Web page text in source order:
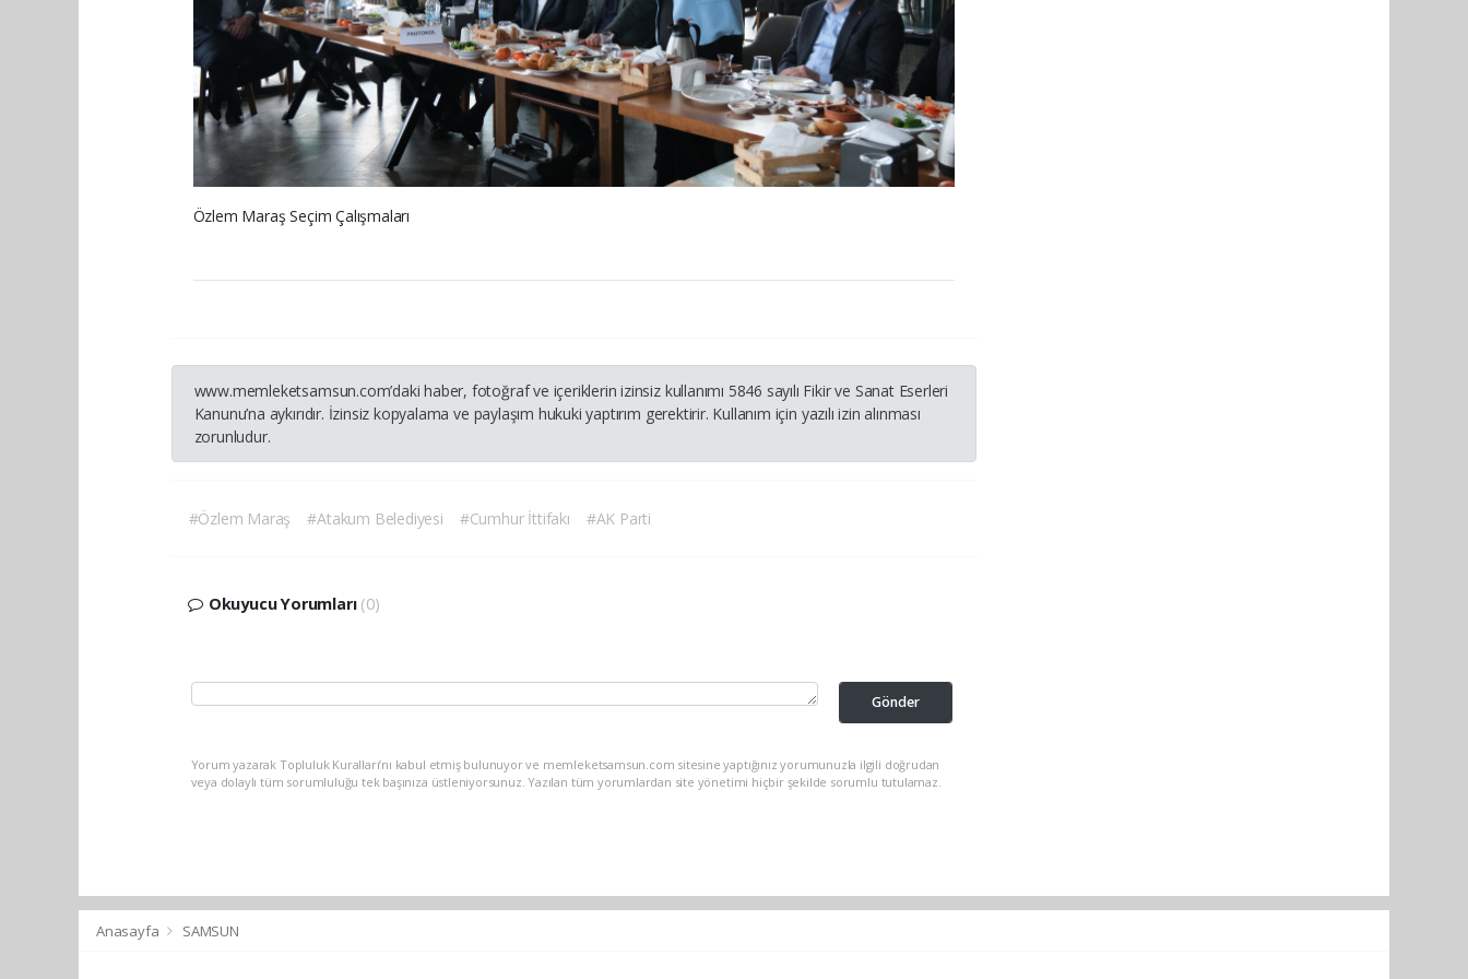
Özlem Maraş Seçim Çalışmaları
www.memleketsamsun.com’daki haber, fotoğraf ve içeriklerin izinsiz kullanımı 5846 sayılı Fikir ve Sanat Eserleri
Kanunu’na aykırıdır. İzinsiz kopyalama ve paylaşım hukuki yaptırım gerektirir. Kullanım için yazılı izin alınması
zorunludur.
#Özlem Maraş #Atakum Belediyesi #Cumhur İttifakı #AK Parti
Okuyucu Yorumları (0)
Gönder
Yorum yazarak Topluluk Kuralları’nı kabul etmiş bulunuyor ve memleketsamsun.com sitesine yaptığınız yorumunuzla ilgili doğrudan
veya dolaylı tüm sorumluluğu tek başınıza üstleniyorsunuz. Yazılan tüm yorumlardan site yönetimi hiçbir şekilde sorumlu tutulamaz.
Anasayfa SAMSUN